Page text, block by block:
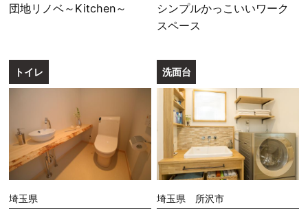
団地リノベ～Kitchen～
シンプルかっこいいワーク
スペース
トイレ
埼玉県
洗面台
埼玉県 所沢市